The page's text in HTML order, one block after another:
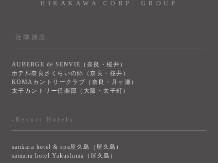
HIRAKAWA CORP. GROUP
-近隣施設
AUBERGE de SENVIE（奈良・桜井）
ホテル奈良さくらいの郷（奈良・桜井）
KOMAカントリークラブ（奈良・月ヶ瀬）
太子カントリー俱楽部（大阪・太子町）
-Resort Hotels
sankara hotel & spa屋久島（屋久島）
samana hotel Yakushima（屋久島）